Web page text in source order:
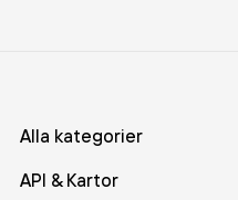
Alla kategorier
API & Kartor